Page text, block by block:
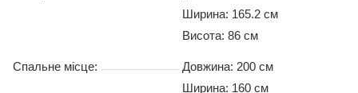
Ширина: 165.2 см
Висота: 86 см
Спальне місце: Довжина: 200 см
Ширина: 160 см